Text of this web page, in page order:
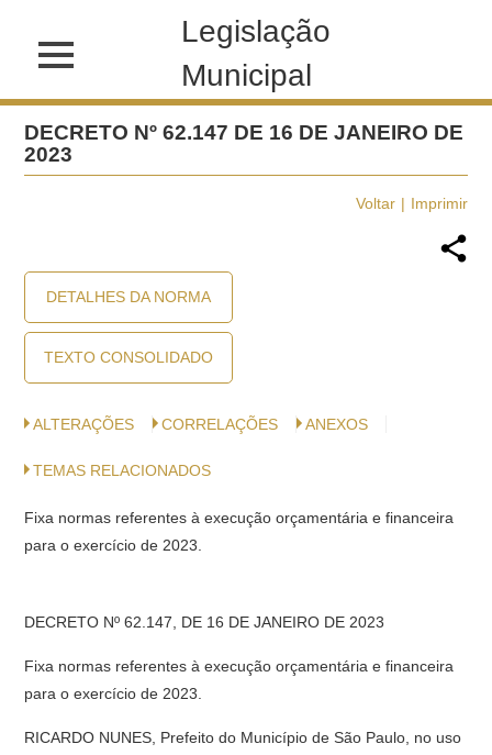
Legislação
Municipal
DECRETO Nº 62.147 DE 16 DE JANEIRO DE
2023
Voltar Imprimir
DETALHES DA NORMA
TEXTO CONSOLIDADO
ALTERAÇÕES CORRELAÇÕES ANEXOS
TEMAS RELACIONADOS
Fixa normas referentes à execução orçamentária e financeira
para o exercício de 2023.
DECRETO Nº 62.147, DE 16 DE JANEIRO DE 2023
Fixa normas referentes à execução orçamentária e financeira
para o exercício de 2023.
RICARDO NUNES, Prefeito do Município de São Paulo, no uso